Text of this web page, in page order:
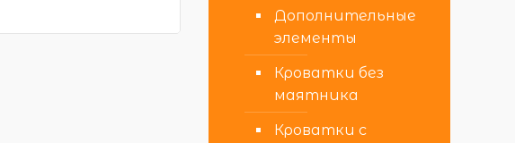
Дополнительные
элементы
Кроватки без
маятника
Кроватки с